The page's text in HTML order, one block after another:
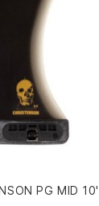
PG MID 10'